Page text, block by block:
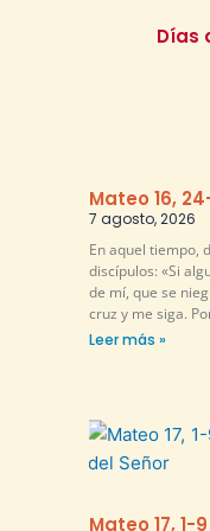
Días
Mateo 16,
7 agosto, 2026
En aquel tiempo,
discípulos: «Si
de mí, que se
cruz y me siga.
Leer más »
Mateo 17, 1-